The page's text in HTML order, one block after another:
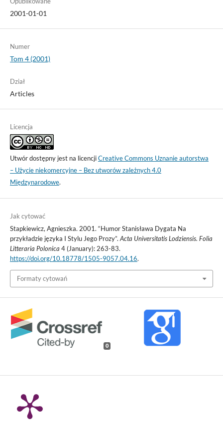
2001-01-01
Numer
Tom 4 (2001)
Dział
Articles
Licencja
Utwór dostępny jest na licencjiCreative Commons Uznanie autorstwa
– Użycie niekomercyjne – Bez utworów zależnych 4.0
Międzynarodowe.
Jak cytować
Stapkiewicz, Agnieszka. 2001. “Humor Stanisława Dygata Na
przykładzie języka I Stylu Jego Prozy”. Acta Universitatis Lodziensis. Folia
Litteraria Polonica 4 (January): 263-83.
https://doi.org/10.18778/1505-9057.04.16.
Formaty cytowań
0